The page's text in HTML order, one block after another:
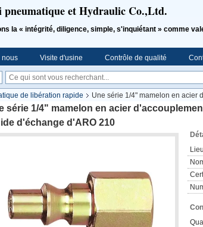
et Hydraulic Co.,Ltd.
« intégrité, diligence, simple, s'inquiétant » comme
nous Visite d'usine Contrôle de qualité
de libération rapide Une série 1/4" mamelon en acier
série 1/4" mamelon en acier
d'échange d'ARO 210